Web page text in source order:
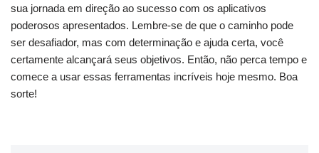
sua jornada em direção ao sucesso com os aplicativos
⁢poderosos apresentados. Lembre-se de que o caminho pode
ser desafiador, mas com⁣ determinação e ajuda⁤ certa, você
certamente alcançará seus objetivos. Então, não perca ​tempo e
comece a ​usar essas ferramentas‍ incríveis hoje⁤ mesmo.​ Boa​
sorte!